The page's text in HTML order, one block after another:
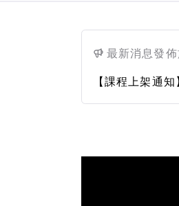
最新消息發
【課程上架通